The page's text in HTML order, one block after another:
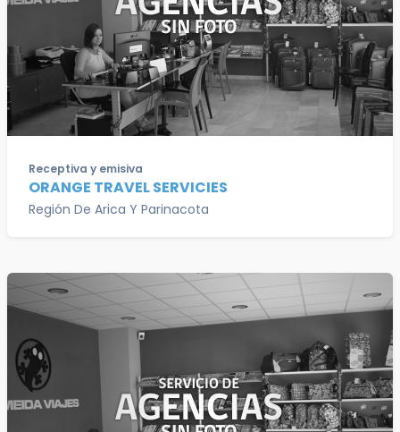
Receptiva y emisiva
ORANGE TRAVEL SERVICIES
Región De Arica Y Parinacota